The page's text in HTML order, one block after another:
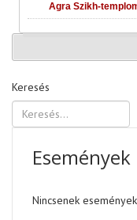
Agra Szikh-
Keresés
Események
Nincsenek események